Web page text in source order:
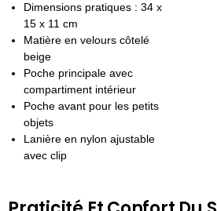
Dimensions pratiques : 34 x
15 x 11 cm
Matière en velours côtelé
beige
Poche principale avec
compartiment intérieur
Poche avant pour les petits
objets
Lanière en nylon ajustable
avec clip